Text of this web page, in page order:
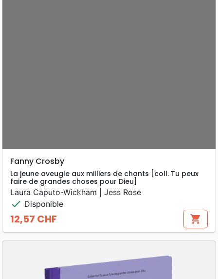
Fanny Crosby
La jeune aveugle aux milliers de chants [coll. Tu peux
faire de grandes choses pour Dieu]
Laura Caputo-Wickham | Jess Rose
check Disponible
Prix
12,57 CHF shopping_cart